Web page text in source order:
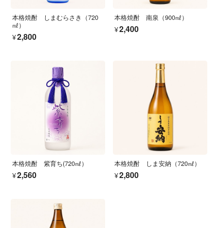
本格焼酎 しまむらさき（720
㎖）
¥2,800
本格焼酎 南泉（900㎖）
¥2,400
本格焼酎 紫育ち(720㎖）
¥2,560
本格焼酎 しま安納（720㎖）
¥2,800